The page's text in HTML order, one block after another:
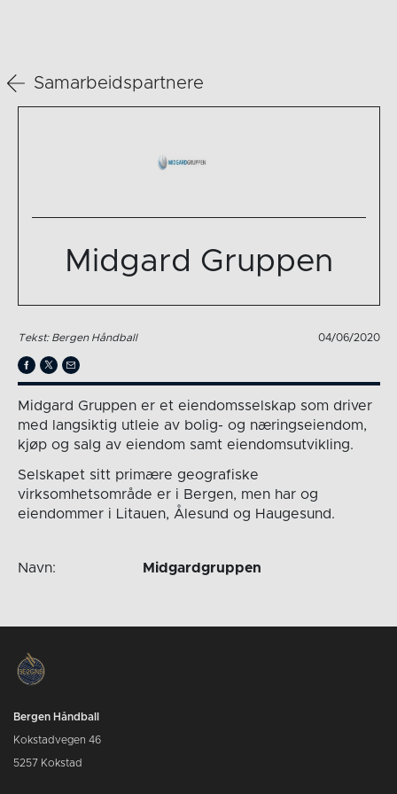
Samarbeidspartnere
Midgard Gruppen
Tekst: Bergen Håndball 04/06/2020
Midgard Gruppen er et eiendomsselskap som driver
med langsiktig utleie av bolig- og næringseiendom,
kjøp og salg av eiendom samt eiendomsutvikling.
Selskapet sitt primære geografiske
virksomhetsområde er i Bergen, men har og
eiendommer i Litauen, Ålesund og Haugesund.
Navn: Midgardgruppen
Bergen Håndball
Kokstadvegen 46
5257 Kokstad